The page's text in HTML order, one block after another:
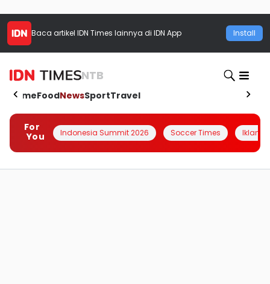
Baca artikel IDN Times lainnya di IDN App Install
NTB
HomeFoodNewsSportTravel
For
You
Indonesia Summit 2026 Soccer Times Iklanin